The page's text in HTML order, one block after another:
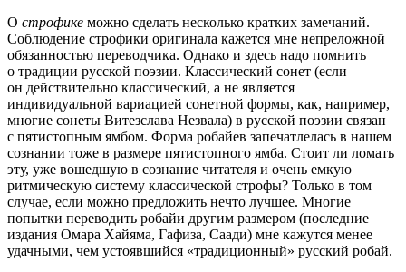
О строфике можно сделать несколько кратких замечаний.
Соблюдение строфики оригинала кажется мне непреложной
обязанностью переводчика. Однако и здесь надо помнить
о традиции русской поэзии. Классический сонет (если
он действительно классический, а не является
индивидуальной вариацией сонетной формы, как, например,
многие сонеты Витезслава Незвала) в русской поэзии связан
с пятистопным ямбом. Форма робайев запечатлелась в нашем
сознании тоже в размере пятистопного ямба. Стоит ли ломать
эту, уже вошедшую в сознание читателя и очень емкую
ритмическую систему классической строфы? Только в том
случае, если можно предложить нечто лучшее. Многие
попытки переводить робайи другим размером (последние
издания Омара Хайяма, Гафиза, Саади) мне кажутся менее
удачными, чем устоявшийся «традиционный» русский робай.